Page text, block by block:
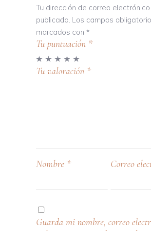
Tu dirección de correo
publicada. Los campos
marcados con *
Tu puntuación *
Tu valoración *
Nombre * Correo
Guarda mi nombre, correo